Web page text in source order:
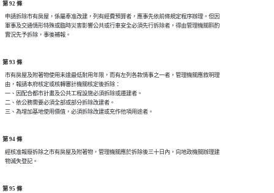
第 92 條
  申請拆除市有房屋，係屬奉准改建，列有經費預算者，應事先依前條規定程序辦理。但因
  軍事及交通情形特殊或臨時災害影響公共或行車安全必須先行拆除者，得由管理機關斟酌
第 93 條
  市有房屋及附著物使用未達最低耐用年限，而有左列各款情事之一者，管理機關應敘明理
  由，報請本府核定或核轉審計機關核定後拆除：
  一、因配合都市計畫及公共工程設施必須拆除或遷建者。
  二、依公務需要必須全部或部分拆除改建者。
第 94 條
  經核准報廢拆除之市有房屋及附著物，管理機關應於拆除後三十日內，向地政機關辦理建
第 95 條